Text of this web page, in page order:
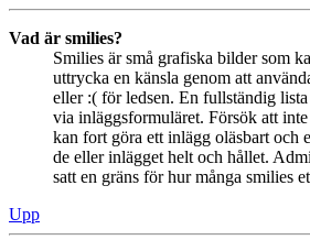
Vad är smilies?
Smilies är små grafiska bilder som
uttrycka en känsla genom att
eller :( för ledsen. En fullständig
via inläggsformuläret. Försök att
kan fort göra ett inlägg oläsbart och
de eller inlägget helt och hållet.
satt en gräns för hur många smilies
Upp